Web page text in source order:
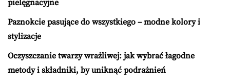
pielęgnacyjne
Paznokcie pasujące do wszystkiego – modne kolory i
stylizacje
Oczyszczanie twarzy wrażliwej: jak wybrać łagodne
metody i składniki, by uniknąć podrażnień